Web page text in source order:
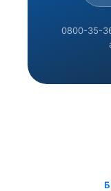
0800-35-